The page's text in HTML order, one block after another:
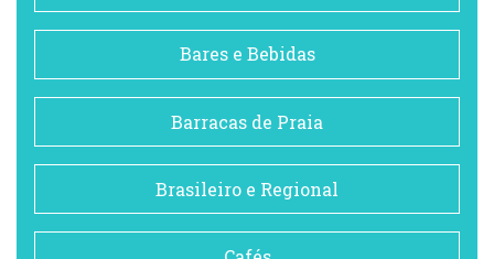
Bares e Bebidas
Barracas de Praia
Brasileiro e Regional